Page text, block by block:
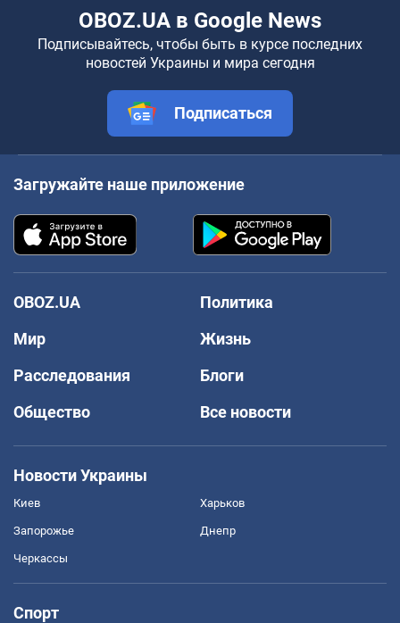
OBOZ.UA в Google News
Подписывайтесь, чтобы быть в курсе последних
новостей Украины и мира сегодня
Подписаться
Загружайте наше приложение
OBOZ.UA
Политика
Мир
Жизнь
Расследования
Блоги
Общество
Все новости
Новости Украины
Киев Харьков
Запорожье Днепр
Черкассы
Спорт